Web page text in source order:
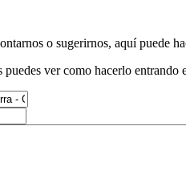
o sugerirnos, aquí puede
ver como hacerlo entrando